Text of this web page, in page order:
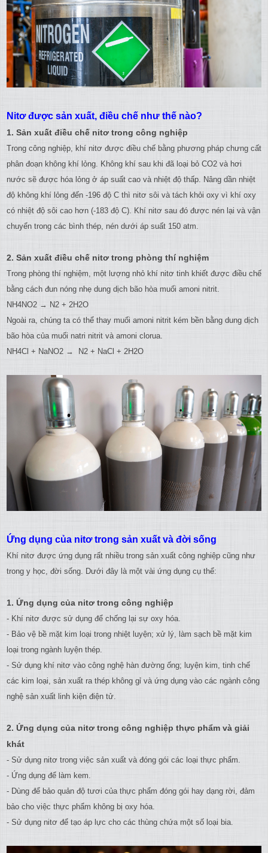
Nitơ được sản xuất, điều chế như thế nào?
1. Sản xuất điều chế nitơ trong công nghiệp
Trong công nghiệp, khí nitơ được điều chế bằng phương pháp chưng cất
phân đoạn không khí lỏng. Không khí sau khi đã loại bỏ CO2 và hơi
nước sẽ được hóa lỏng ở áp suất cao và nhiệt độ thấp. Nâng dần nhiệt
độ không khí lỏng đến -196 độ C thì nitơ sôi và tách khỏi oxy vì khí oxy
có nhiệt độ sôi cao hơn (-183 độ C). Khí nitơ sau đó được nén lại và vận
chuyển trong các bình thép, nén dưới áp suất 150 atm.
2. Sản xuất điều chế nitơ trong phòng thí nghiệm
Trong phòng thí nghiệm, một lượng nhỏ khí nitơ tinh khiết được điều chế
bằng cách đun nóng nhẹ dung dịch bão hòa muối amoni nitrit.
NH4NO2 → N2 + 2H2O
Ngoài ra, chúng ta có thể thay muối amoni nitrit kém bền bằng dung dịch
bão hòa của muối natri nitrit và amoni clorua.
NH4Cl + NaNO2 → N2 + NaCl + 2H2O
Ứng dụng của nitơ trong sản xuất và đời sống
Khí nitơ được ứng dụng rất nhiều trong sản xuất công nghiệp cũng như
trong y học, đời sống. Dưới đây là một vài ứng dụng cụ thể:
1. Ứng dụng của nitơ trong công nghiệp
- Khí nitơ được sử dụng để chống lại sự oxy hóa.
- Bảo vệ bề mặt kim loại trong nhiệt luyện; xử lý, làm sạch bề mặt kim
loại trong ngành luyện thép.
- Sử dụng khí nitơ vào công nghệ hàn đường ống; luyện kim, tinh chế
các kim loại, sản xuất ra thép không gỉ và ứng dụng vào các ngành công
nghệ sản xuất linh kiện điện tử.
2. Ứng dụng của nitơ trong công nghiệp thực phẩm và giải
khát
- Sử dụng nitơ trong việc sản xuất và đóng gói các loại thực phẩm.
- Ứng dụng để làm kem.
- Dùng để bảo quản độ tươi của thực phẩm đóng gói hay dạng rời, đảm
bảo cho việc thực phẩm không bị oxy hóa.
- Sử dụng nitơ để tạo áp lực cho các thùng chứa một số loại bia.